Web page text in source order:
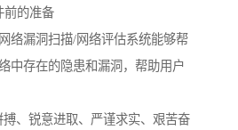
前的准备
络漏洞扫描/网络评估系统能够帮
中存在的隐患和漏洞，帮助用户
、锐意进取、严谨求实、艰苦奋